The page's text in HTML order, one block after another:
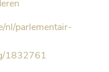
nl/parlementair-
1832761